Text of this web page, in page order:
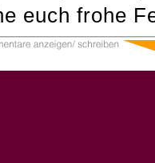
euch frohe